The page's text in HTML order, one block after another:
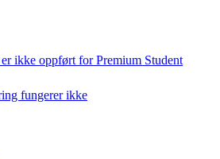
ikke oppført for Premium Student
fungerer ikke